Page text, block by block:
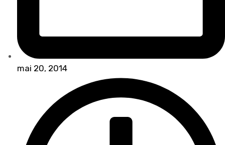
mai 20, 2014